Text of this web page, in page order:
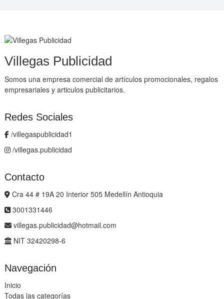
Villegas Publicidad
Somos una empresa comercial de artículos promocionales, regalos
empresariales y articulos publicitarios.
Redes Sociales
/villegaspublicidad1
/villegas.publicidad
Contacto
Cra 44 # 19A 20 Interior 505 Medellín Antioquia
3001331446
villegas.publicidad@hotmail.com
NIT 32420298-6
Navegación
Inicio
Todas las categorías